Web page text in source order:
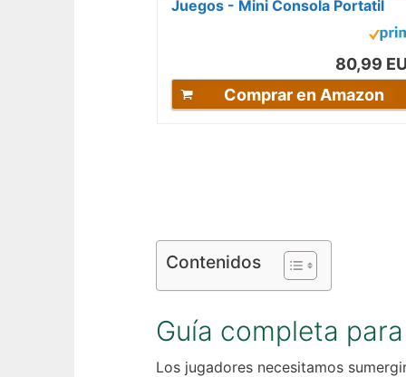
Juegos - Mini Consola Portatil
Linux - Juegos de PS1, PSP, N64,...
80,99
Comprar en Amazon
Contenidos
Guía completa
Los jugadores necesitamos